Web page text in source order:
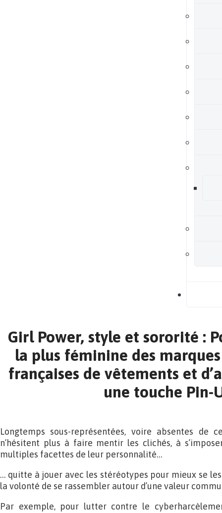
Girl Power, style et sororité :
la plus féminine des
françaises de vêtements et
une touche Pin-
Longtemps sous-représentées, voire absentes de
n’hésitent plus à faire mentir les clichés, à
multiples facettes de leur personnalité…
… quitte à jouer avec les stéréotypes pour mieux se
la volonté de se rassembler autour d’une valeur
Par exemple, pour lutter contre le